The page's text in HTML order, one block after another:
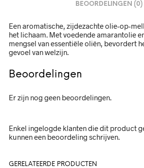
BEOORDELINGEN (0)
Een aromatische, zijdezachte olie-op-
het lichaam. Met voedende amarantolie
mengsel van essentiële oliën, bevordert
gevoel van welzijn.
Beoordelingen
Er zijn nog geen beoordelingen.
Enkel ingelogde klanten die dit product
kunnen een beoordeling schrijven.
GERELATEERDE PRODUCTEN